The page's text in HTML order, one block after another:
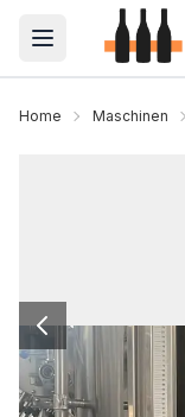
Open main menu
Home Maschinen